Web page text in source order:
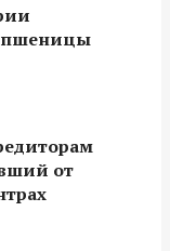
пшеницы
от